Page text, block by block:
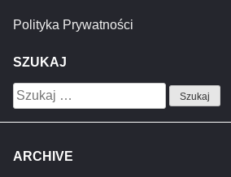
Polityka Prywatności
SZUKAJ
Szukaj:
ARCHIVE